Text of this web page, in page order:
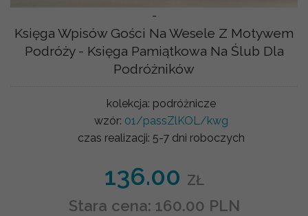
-
Księga Wpisów Gości Na Wesele Z Motywem
Podróży - Księga Pamiątkowa Na Ślub Dla
Podróżników
kolekcja: podróżnicze
wzór: 01/passZlKOL/kwg
czas realizacji: 5-7 dni roboczych
136.00 ZŁ
Stara cena: 160.00 PLN